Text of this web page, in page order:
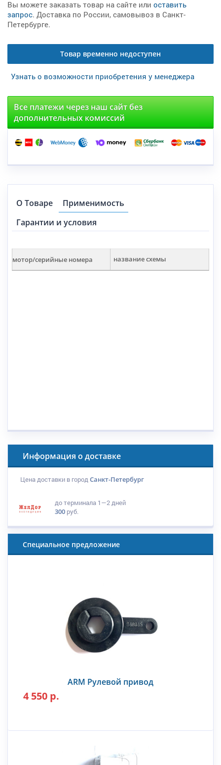
Вы можете заказать товар на сайте или оставить
запрос. Доставка по России, самовывоз в Санкт-
Петербурге.
Товар временно недоступен
Узнать о возможности приобретения у менеджера
Все платежи через наш сайт без
дополнительных комиссий
О Товаре
Применимость
Гарантии и условия
мотор/серийные номера название схемы
Информация о доставке
Цена доставки в городСанкт-Петербург
до терминала 1—2 дней
300 руб.
Специальное предложение
ARM Рулевой привод
4 550 р.